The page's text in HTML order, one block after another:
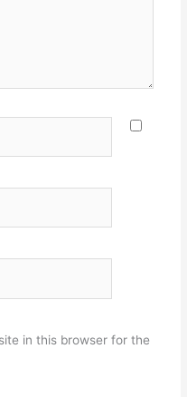
in this browser for the